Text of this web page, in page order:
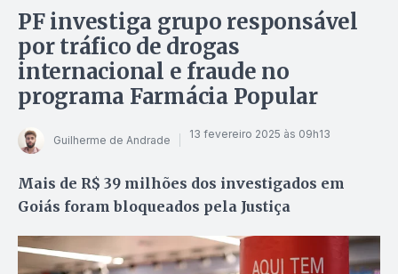
PF investiga grupo responsável
por tráfico de drogas
internacional e fraude no
programa Farmácia Popular
Guilherme de Andrade 13 fevereiro 2025 às 09h13
Mais de R$ 39 milhões dos investigados em
Goiás foram bloqueados pela Justiça